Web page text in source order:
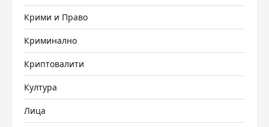
Крими и Право
Криминално
Криптовалити
Култура
Лица